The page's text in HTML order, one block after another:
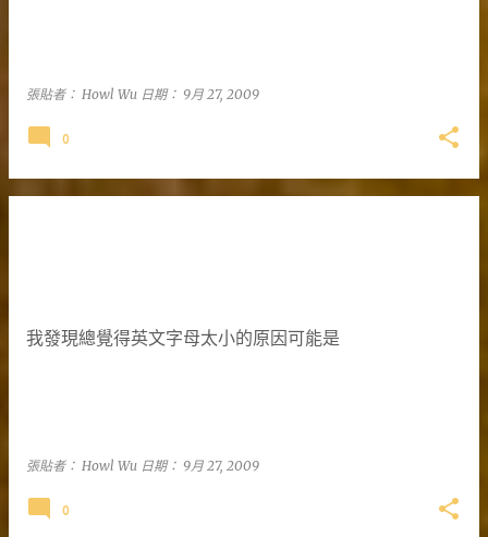
張貼者： Howl Wu 日期： 9月 27, 2009
0
我發現總覺得英文字母太小的原因可能是
張貼者： Howl Wu 日期： 9月 27, 2009
0